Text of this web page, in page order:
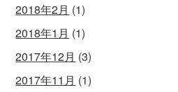
2018年2月 (1)
2018年1月 (1)
2017年12月 (3)
2017年11月 (1)